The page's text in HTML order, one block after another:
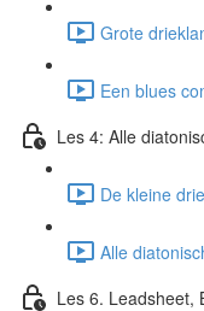
Grote
Een blues
Les 4: Alle
De kleine
Alle
Les 6. Leadsheet,